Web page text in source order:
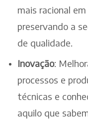
mais racional
preservando a
de qualidade.
Inovação:
processos e
técnicas e
aquilo que